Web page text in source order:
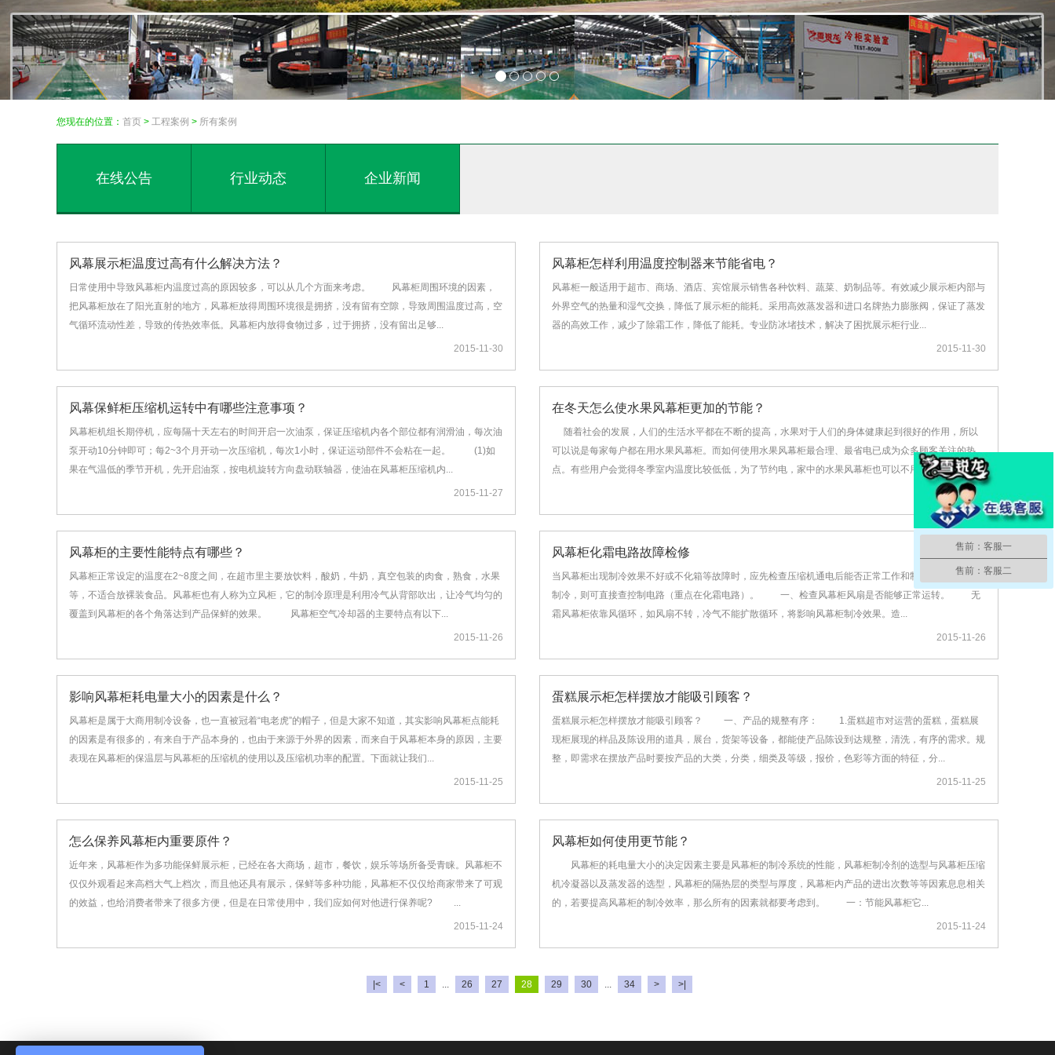
您现在的位置： 首页 > 工程案例 > 所有案例
在线公告 行业动态 企业新闻
风幕展示柜温度过高有什么解决方法？
日常使用中导致风幕柜内温度过高的原因较多，可以从几个方面来考虑。 风幕柜周围环境的因素，
把风幕柜放在了阳光直射的地方，风幕柜放得周围环境很是拥挤，没有留有空隙，导致周围温度过高，空
气循环流动性差，导致的传热效率低。风幕柜内放得食物过多，过于拥挤，没有留出足够...
2015-11-30
风幕柜怎样利用温度控制器来节能省电？
风幕柜一般适用于超市、商场、酒店、宾馆展示销售各种饮料、蔬菜、奶制品等。有效减少展示柜内部与
外界空气的热量和湿气交换，降低了展示柜的能耗。采用高效蒸发器和进口名牌热力膨胀阀，保证了蒸发
器的高效工作，减少了除霜工作，降低了能耗。专业防冰堵技术，解决了困扰展示柜行业...
2015-11-30
风幕保鲜柜压缩机运转中有哪些注意事项？
风幕柜机组长期停机，应每隔十天左右的时间开启一次油泵，保证压缩机内各个部位都有润滑油，每次油
泵开动10分钟即可；每2~3个月开动一次压缩机，每次1小时，保证运动部件不会粘在一起。 (1)如
果在气温低的季节开机，先开启油泵，按电机旋转方向盘动联轴器，使油在风幕柜压缩机内...
2015-11-27
在冬天怎么使水果风幕柜更加的节能？
随着社会的发展，人们的生活水平都在不断的提高，水果对于人们的身体健康起到很好的作用，所以
可以说是每家每户都在用水果风幕柜。而如何使用水果风幕柜最合理、最省电已成为众多顾客关注的热
点。有些用户会觉得冬季室内温度比较低低，为了节约电，家中的水果风幕柜也可以不用开着...
2015-11-27
风幕柜的主要性能特点有哪些？
风幕柜正常设定的温度在2~8度之间，在超市里主要放饮料，酸奶，牛奶，真空包装的肉食，熟食，水果
等，不适合放裸装食品。风幕柜也有人称为立风柜，它的制冷原理是利用冷气从背部吹出，让冷气均匀的
覆盖到风幕柜的各个角落达到产品保鲜的效果。 风幕柜空气冷却器的主要特点有以下...
2015-11-26
风幕柜化霜电路故障检修
当风幕柜出现制冷效果不好或不化箱等故障时，应先检查压缩机通电后能否正常工作和制冷，如能够正常
制冷，则可直接查控制电路（重点在化霜电路）。 一、检查风幕柜风扇是否能够正常运转。 无
霜风幕柜依靠风循环，如风扇不转，冷气不能扩散循环，将影响风幕柜制冷效果。造...
2015-11-26
影响风幕柜耗电量大小的因素是什么？
风幕柜是属于大商用制冷设备，也一直被冠着“电老虎”的帽子，但是大家不知道，其实影响风幕柜点能耗
的因素是有很多的，有来自于产品本身的，也由于来源于外界的因素，而来自于风幕柜本身的原因，主要
表现在风幕柜的保温层与风幕柜的压缩机的使用以及压缩机功率的配置。下面就让我们...
2015-11-25
蛋糕展示柜怎样摆放才能吸引顾客？
蛋糕展示柜怎样摆放才能吸引顾客？ 一、产品的规整有序： 1.蛋糕超市对运营的蛋糕，蛋糕展
现柜展现的样品及陈设用的道具，展台，货架等设备，都能使产品陈设到达规整，清洗，有序的需求。规
整，即需求在摆放产品时要按产品的大类，分类，细类及等级，报价，色彩等方面的特征，分...
2015-11-25
怎么保养风幕柜内重要原件？
近年来，风幕柜作为多功能保鲜展示柜，已经在各大商场，超市，餐饮，娱乐等场所备受青睐。风幕柜不
仅仅外观看起来高档大气上档次，而且他还具有展示，保鲜等多种功能，风幕柜不仅仅给商家带来了可观
的效益，也给消费者带来了很多方便，但是在日常使用中，我们应如何对他进行保养呢? ...
2015-11-24
风幕柜如何使用更节能？
风幕柜的耗电量大小的决定因素主要是风幕柜的制冷系统的性能，风幕柜制冷剂的选型与风幕柜压缩
机冷凝器以及蒸发器的选型，风幕柜的隔热层的类型与厚度，风幕柜内产品的进出次数等等因素息息相关
的，若要提高风幕柜的制冷效率，那么所有的因素就都要考虑到。 一：节能风幕柜它...
2015-11-24
|< < 1 ... 26 27 28 29 30 ... 34 > >|
售前：客服一
售前：客服二